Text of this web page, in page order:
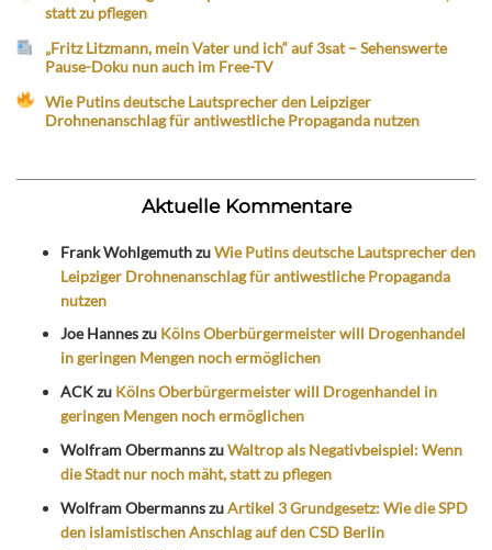
statt zu pflegen
„Fritz Litzmann, mein Vater und ich“ auf 3sat – Sehenswerte
Pause-Doku nun auch im Free-TV
Wie Putins deutsche Lautsprecher den Leipziger
Drohnenanschlag für antiwestliche Propaganda nutzen
Aktuelle Kommentare
Frank WohlgemuthzuWie Putins deutsche Lautsprecher den
Leipziger Drohnenanschlag für antiwestliche Propaganda
nutzen
Joe Hanneszu Kölns Oberbürgermeister will Drogenhandel
in geringen Mengen noch ermöglichen
ACKzu Kölns Oberbürgermeister will Drogenhandel in
geringen Mengen noch ermöglichen
Wolfram ObermannszuWaltrop als Negativbeispiel: Wenn
die Stadt nur noch mäht, statt zu pflegen
Wolfram ObermannszuArtikel 3 Grundgesetz: Wie die SPD
den islamistischen Anschlag auf den CSD Berlin